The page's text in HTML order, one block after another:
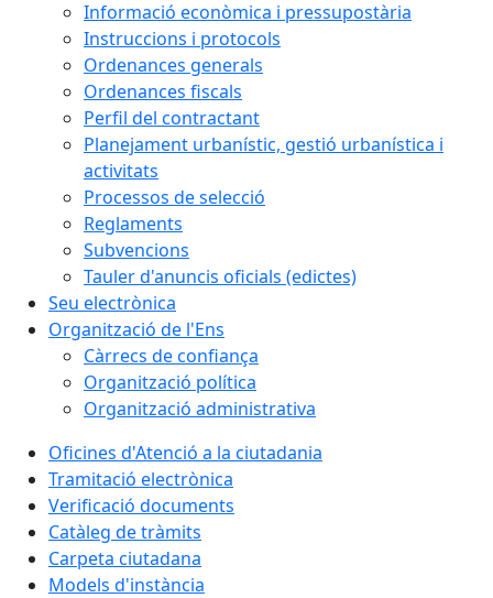
Informació econòmica i pressupostària
Instruccions i protocols
Ordenances generals
Ordenances fiscals
Perfil del contractant
Planejament urbanístic, gestió urbanística i
activitats
Processos de selecció
Reglaments
Subvencions
Tauler d'anuncis oficials (edictes)
Seu electrònica
Organització de l'Ens
Càrrecs de confiança
Organització política
Organització administrativa
Oficines d'Atenció a la ciutadania
Tramitació electrònica
Verificació documents
Catàleg de tràmits
Carpeta ciutadana
Models d'instància